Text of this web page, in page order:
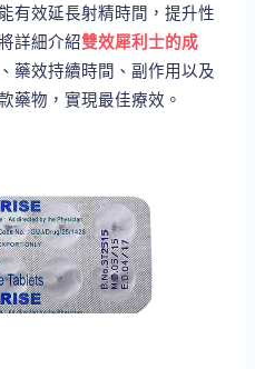
有效延長射精時間，提升性
詳細介紹雙效犀利士的成
藥效持續時間、副作用以及
藥物，實現最佳療效。